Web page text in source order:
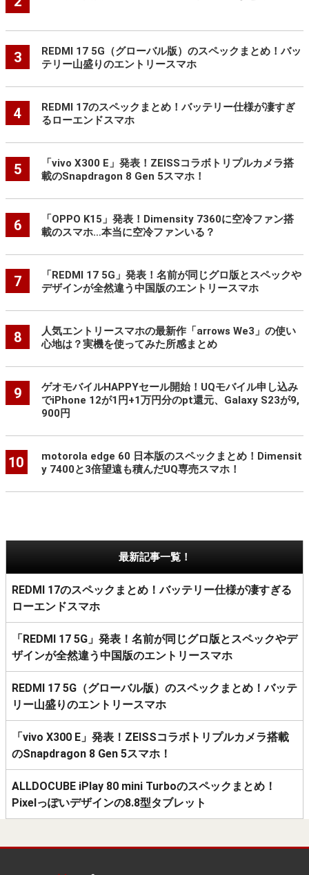
3
REDMI 17 5G（グローバル版）のスペックまとめ！バッ
テリー山盛りのエントリースマホ
4
REDMI 17のスペックまとめ！バッテリー仕様が凄すぎ
るローエンドスマホ
5
「vivo X300 E」発表！ZEISSコラボトリプルカメラ搭
載のSnapdragon 8 Gen 5スマホ！
6
「OPPO K15」発表！Dimensity 7360に空冷ファン搭
載のスマホ…本当に空冷ファンいる？
7
「REDMI 17 5G」発表！名前が同じグロ版とスペックや
デザインが全然違う中国版のエントリースマホ
8
人気エントリースマホの最新作「arrows We3」の使い
心地は？実機を使ってみた所感まとめ
9
ゲオモバイルHAPPYセール開始！UQモバイル申し込み
でiPhone 12が1円+1万円分のpt還元、Galaxy S23が9,
900円
10
motorola edge 60 日本版のスペックまとめ！Dimensit
y 7400と3倍望遠も積んだUQ専売スマホ！
最新記事一覧！
REDMI 17のスペックまとめ！バッテリー仕様が凄すぎる
ローエンドスマホ
「REDMI 17 5G」発表！名前が同じグロ版とスペックやデ
ザインが全然違う中国版のエントリースマホ
REDMI 17 5G（グローバル版）のスペックまとめ！バッテ
リー山盛りのエントリースマホ
「vivo X300 E」発表！ZEISSコラボトリプルカメラ搭載
のSnapdragon 8 Gen 5スマホ！
ALLDOCUBE iPlay 80 mini Turboのスペックまとめ！
Pixelっぽいデザインの8.8型タブレット